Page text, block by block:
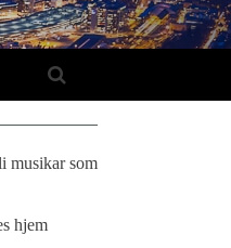
musikar som
hjem